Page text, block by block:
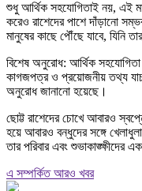
শুধু আর্থিক সহযোগিতাই নয়, এই
করেও রাশেদের পাশে দাঁড়ানো
মানুষের কাছে পৌঁছে যাবে, যিনি
বিশেষ অনুরোধ: আর্থিক সহযোগিতা
কাগজপত্র ও প্রয়োজনীয় তথ্য
অনুরোধ জানানো হয়েছে।
ছোট্ট রাশেদের চোখে আবারও
হয়ে আবারও বন্ধুদের সঙ্গে
তার পরিবার এবং শুভাকাঙ্ক্ষীদের
এ সম্পর্কিত আরও খবর